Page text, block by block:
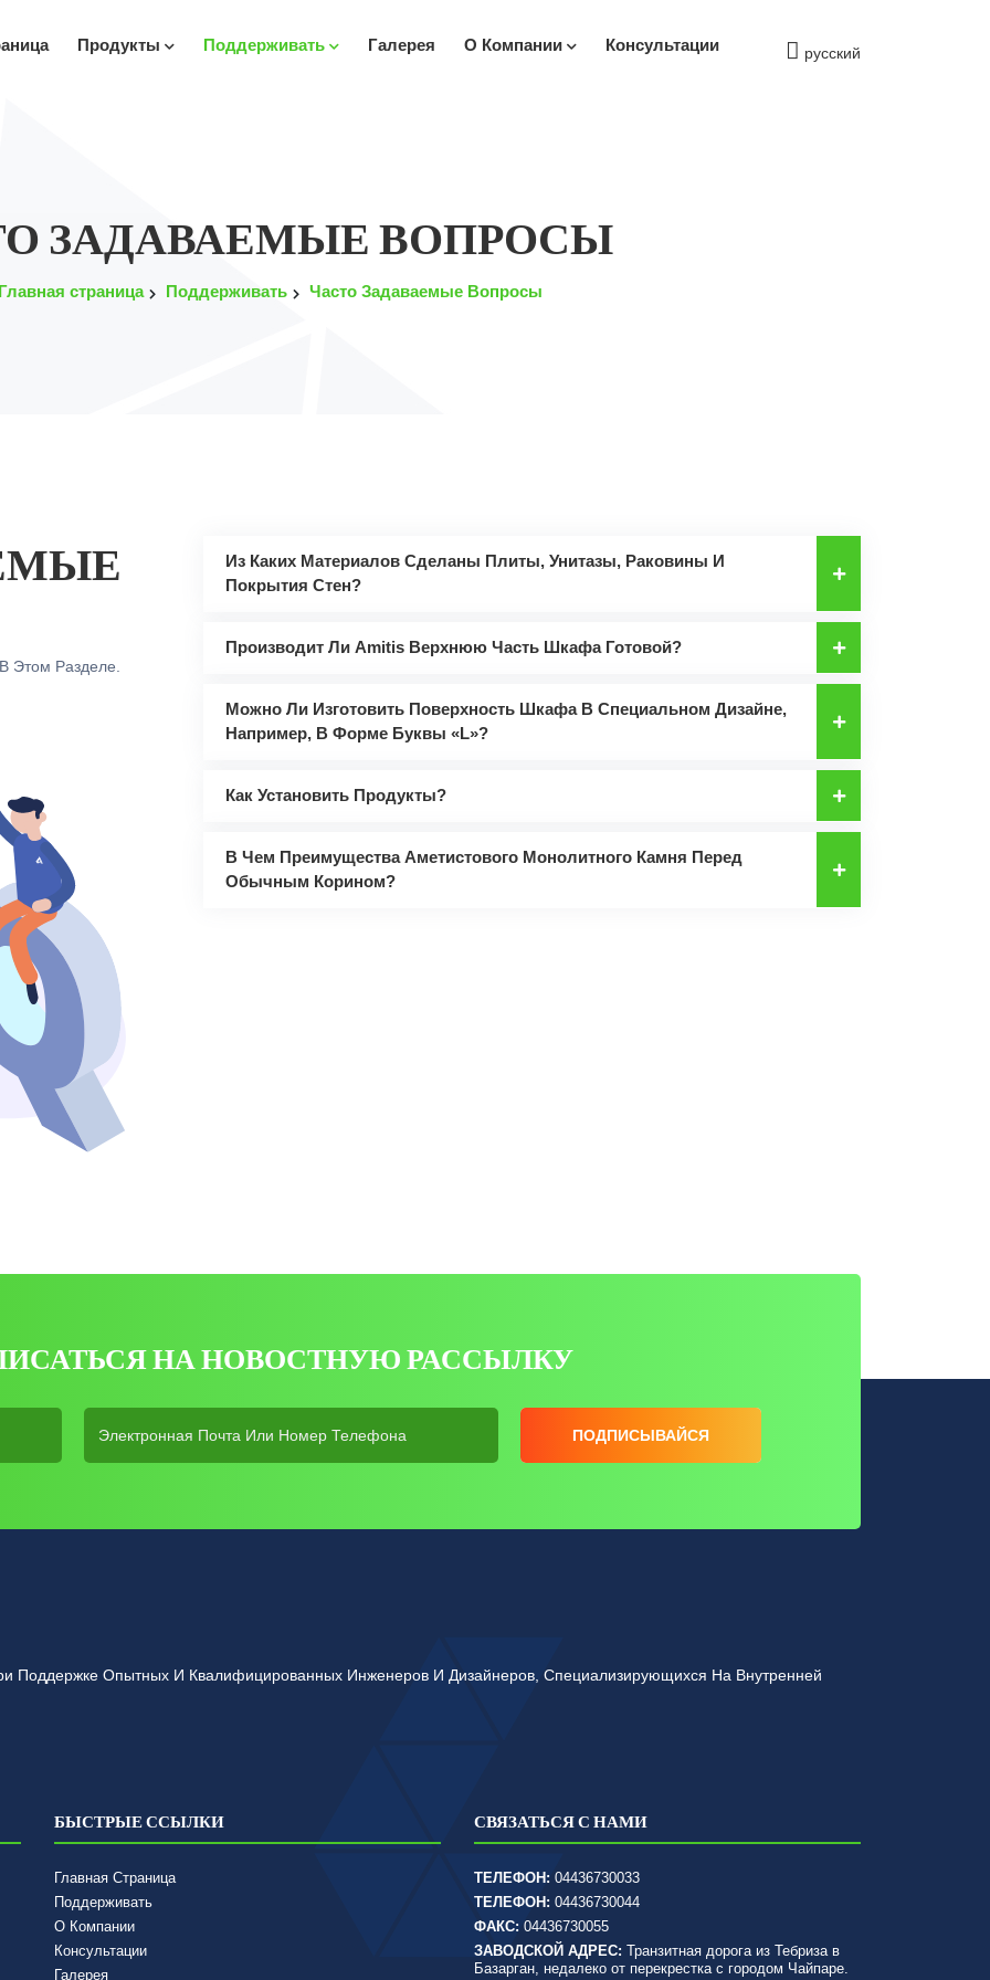
Продукты Поддерживать Галерея О Компании Консультации русский
ЗАДАВАЕМЫЕ ВОПРОСЫ
страница Поддерживать Часто Задаваемые Вопросы
Этом Разделе.
Из Каких Материалов Сделаны Плиты, Унитазы, Раковины И
Покрытия Стен?
Производит Ли Amitis Верхнюю Часть Шкафа Готовой?
Можно Ли Изготовить Поверхность Шкафа В Специальном Дизайне,
Например, В Форме Буквы «L»?
Как Установить Продукты?
В Чем Преимущества Аметистового Монолитного Камня Перед
Обычным Корином?
НА НОВОСТНУЮ РАССЫЛКУ
ПОДПИСЫВАЙСЯ
Поддержке Опытных И Квалифицированных Инженеров И Дизайнеров, Специализирующихся На Внутренней
БЫСТРЫЕ ССЫЛКИ
Главная Страница
Поддерживать
О Компании
Консультации
Галерея
СВЯЗАТЬСЯ С НАМИ
ТЕЛЕФОН: 04436730033
ТЕЛЕФОН: 04436730044
ФАКС: 04436730055
ЗАВОДСКОЙ АДРЕС: Транзитная дорога из Тебриза в
Базарган, недалеко от перекрестка с городом Чайпаре.